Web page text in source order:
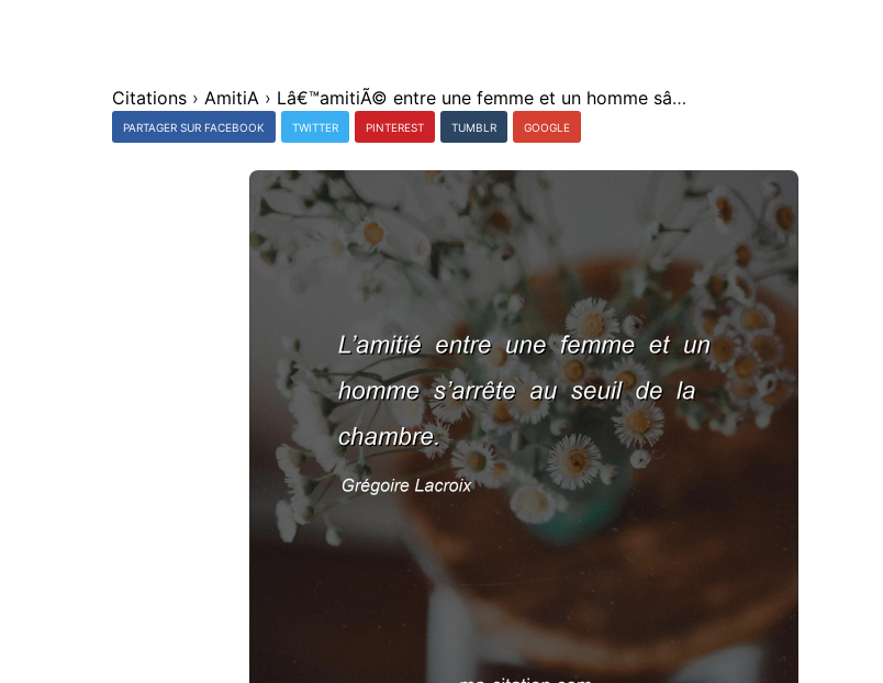
Citations › AmitiA › Lâ€™amitiÃ© entre une femme et un homme sâ€™arrÃªte au seuil de la chambre.
PARTAGER SUR FACEBOOK TWITTER PINTEREST TUMBLR GOOGLE